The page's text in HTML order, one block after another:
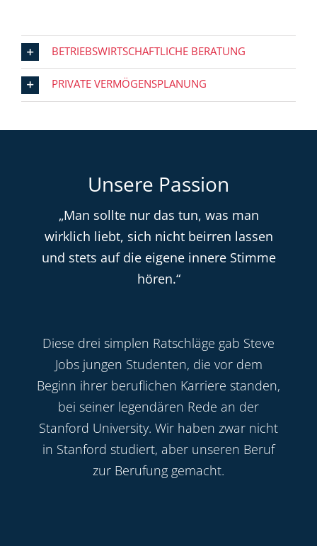
BETRIEBSWIRTSCHAFTLICHE BERATUNG
PRIVATE VERMÖGENSPLANUNG
Unsere Passion
„Man sollte nur das tun, was man
wirklich liebt, sich nicht beirren lassen
und stets auf die eigene innere Stimme
hören.“
Diese drei simplen Ratschläge gab Steve
Jobs jungen Studenten, die vor dem
Beginn ihrer beruflichen Karriere standen,
bei seiner legendären Rede an der
Stanford University. Wir haben zwar nicht
in Stanford studiert, aber unseren Beruf
zur Berufung gemacht.